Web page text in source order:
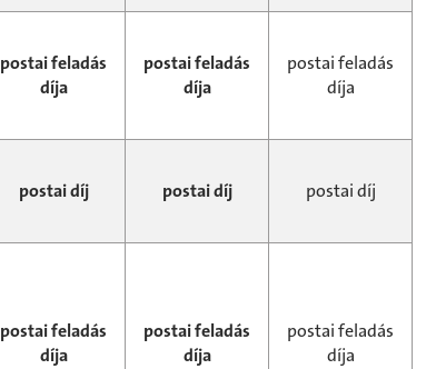
postai feladás
díja
postai feladás
díja
postai feladás
díja
postai díj postai díj postai díj
postai feladás
díja
postai feladás
díja
postai feladás
díja